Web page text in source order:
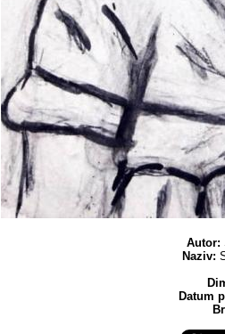
Autor:
Naziv:
Datum